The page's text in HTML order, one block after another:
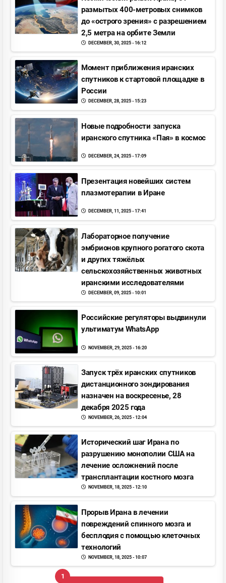
размытых 400-метровых снимков
до «острого зрения» с разрешением
2,5 метра на орбите Земли
DECEMBER, 30, 2025 - 16:12
Момент приближения иранских
спутников к стартовой площадке в
Pоссии
DECEMBER, 28, 2025 - 15:23
Новые подробности запуска
иранского спутника «Пая» в космос
DECEMBER, 24, 2025 - 17:09
Презентация новейших систем
плазмотерапии в Иране
DECEMBER, 11, 2025 - 17:41
Лабораторное получение
эмбрионов крупного рогатого скота
и других тяжёлых
сельскохозяйственных животных
иранскими исследователями
DECEMBER, 09, 2025 - 10:01
Pоссийские регуляторы выдвинули
ультиматум WhatsApp
NOVEMBER, 29, 2025 - 16:20
Запуск трёх иранских спутников
дистанционного зондирования
назначен на воскресенье, 28
декабря 2025 года
NOVEMBER, 26, 2025 - 12:04
Исторический шаг Ирана по
разрушению монополии США на
лечение осложнений после
трансплантации костного мозга
NOVEMBER, 18, 2025 - 12:10
Прорыв Ирана в лечении
повреждений спинного мозга и
бесплодия с помощью клеточных
технологий
NOVEMBER, 18, 2025 - 10:07
1UNREAD MESSAGES